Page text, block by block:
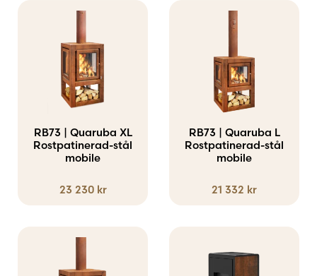
RB73 | Quaruba XL
Rostpatinerad-stål
mobile
23 230 kr
RB73 | Quaruba L
Rostpatinerad-stål
mobile
21 332 kr